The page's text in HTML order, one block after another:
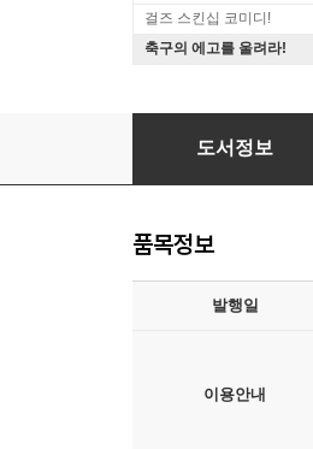
걸즈 스킨십 코미디!
축구의 에고를 울려라!
[묶음] 학생회에도
도서정보
품목정보
발행일
이용안내